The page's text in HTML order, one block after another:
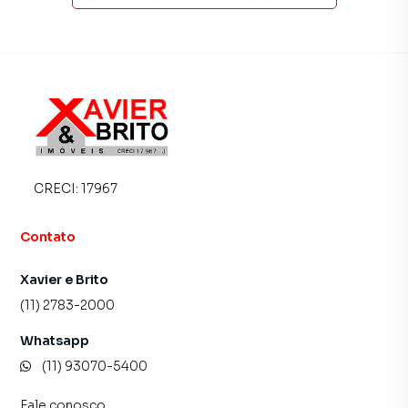
tradicionais. Já vendemos e locamos diversos imóveis em
consequência uma maior chance de vender ou alugar seu
imóvel mais rápido. Contamos também com um time de
programadores, corretores treinados e uma central de
inquilinos.
CRECI: 17967
Contato
Xavier e Brito
(11) 2783-2000
Whatsapp
(11) 93070-5400